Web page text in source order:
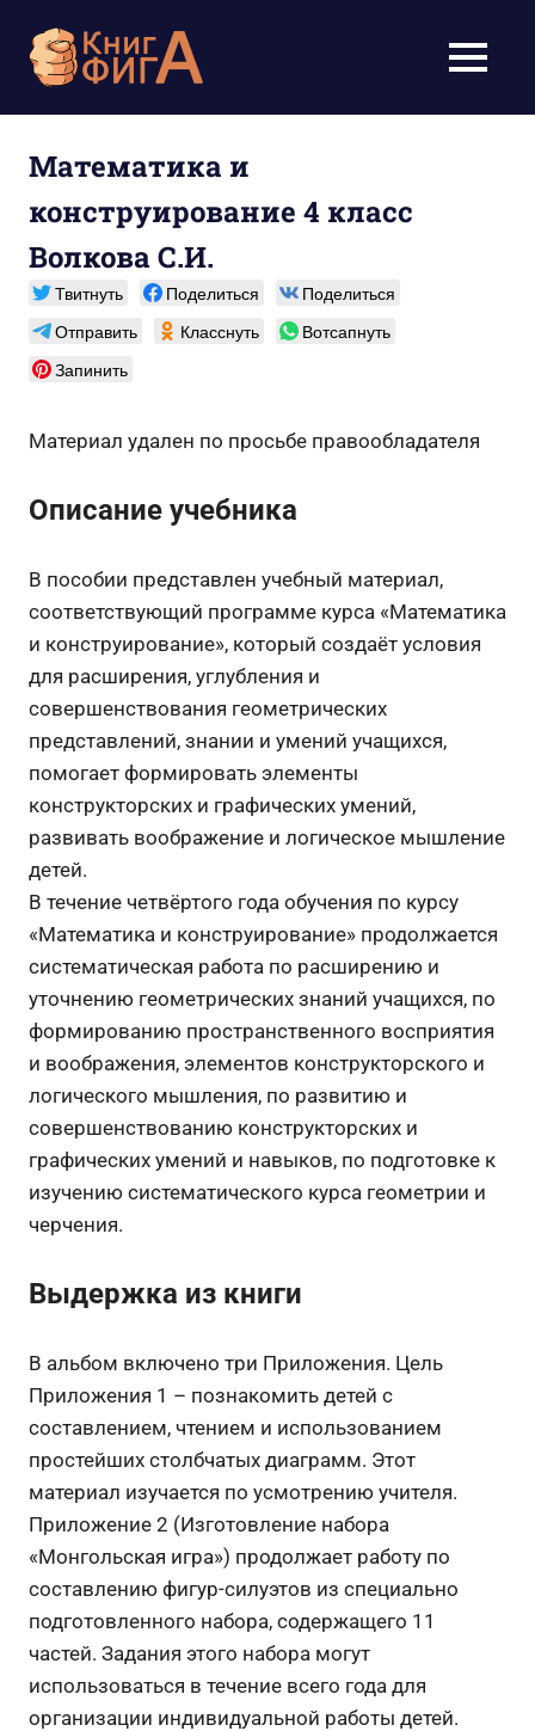
содержимому
для
школьников
1-
класс
онлайн,
pdf
МЕНЮ
Математика и
конструирование 4 класс
Волкова С.И.
Твитнуть Поделиться
Поделиться
Отправить
Класснуть
Вотсапнуть
Запинить
Материал удален по просьбе правообладателя
Описание учебника
В пособии представлен учебный материал,
соответствующий программе курса «Математика
и конструирование», который создаёт условия
для расширения, углубления и
совершенствования геометрических
представлений, знании и умений учащихся,
помогает формировать элементы
конструкторских и графических умений,
развивать воображение и логическое мышление
детей.
В течение четвёртого года обучения по курсу
«Математика и конструирование» продолжается
систематическая работа по расширению и
уточнению геометрических знаний учащихся, по
формированию пространственного восприятия
и воображения, элементов конструкторского и
логического мышления, по развитию и
совершенствованию конструкторских и
графических умений и навыков, по подготовке к
изучению систематического курса геометрии и
черчения.
Выдержка из книги
В альбом включено три Приложения. Цель
Приложения 1 – познакомить детей с
составлением, чтением и использованием
простейших столбчатых диаграмм. Этот
материал изучается по усмотрению учителя.
Приложение 2 (Изготовление набора
«Монгольская игра») продолжает работу по
составлению фигур-силуэтов из специально
подготовленного набора, содержащего 11
частей. Задания этого набора могут
использоваться в течение всего года для
организации индивидуальной работы детей.